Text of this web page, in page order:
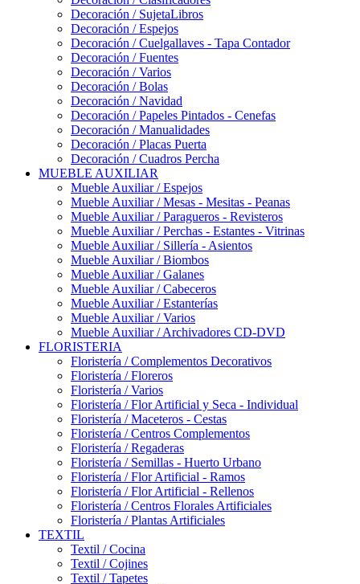
Decoración / SujetaLibros
Decoración / Espejos
Decoración / Cuelgallaves - Tapa Contador
Decoración / Fuentes
Decoración / Varios
Decoración / Bolas
Decoración / Navidad
Decoración / Papeles Pintados - Cenefas
Decoración / Manualidades
Decoración / Placas Puerta
Decoración / Cuadros Percha
MUEBLE AUXILIAR
Mueble Auxiliar / Espejos
Mueble Auxiliar / Mesas - Mesitas - Peanas
Mueble Auxiliar / Paragueros - Revisteros
Mueble Auxiliar / Perchas - Estantes - Vitrinas
Mueble Auxiliar / Sillería - Asientos
Mueble Auxiliar / Biombos
Mueble Auxiliar / Galanes
Mueble Auxiliar / Cabeceros
Mueble Auxiliar / Estanterías
Mueble Auxiliar / Varios
Mueble Auxiliar / Archivadores CD-DVD
FLORISTERIA
Floristería / Complementos Decorativos
Floristería / Floreros
Floristería / Varios
Floristería / Flor Artificial y Seca - Individual
Floristería / Maceteros - Cestas
Floristería / Centros Complementos
Floristería / Regaderas
Floristería / Semillas - Huerto Urbano
Floristería / Flor Artificial - Ramos
Floristería / Flor Artificial - Rellenos
Floristería / Centros Florales Artificiales
Floristería / Plantas Artificiales
TEXTIL
Textil / Cocina
Textil / Cojines
Textil / Tapetes